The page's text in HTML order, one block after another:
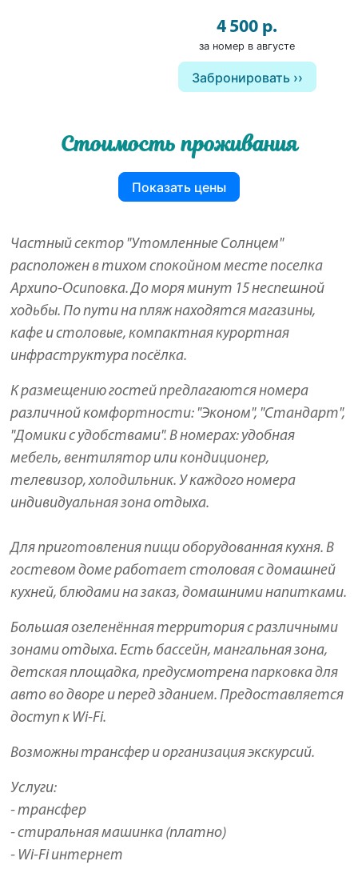
4 500 р.
за номер в августе
Забронировать
Стоимость проживания
Показать цены
Частный сектор "Утомленные Солнцем"
расположен в тихом спокойном месте поселка
Архипо-Осиповка. До моря минут 15 неспешной
ходьбы. По пути на пляж находятся магазины,
кафе и столовые, компактная курортная
инфраструктура посёлка.
К размещению гостей предлагаются номера
различной комфортности: "Эконом", "Стандарт",
"Домики с удобствами". В номерах: удобная
мебель, вентилятор или кондиционер,
телевизор, холодильник. У каждого номера
индивидуальная зона отдыха.
Для приготовления пищи оборудованная кухня. В
гостевом доме работает столовая с домашней
кухней, блюдами на заказ, домашними напитками.
Большая озеленённая территория с различными
зонами отдыха. Есть бассейн, мангальная зона,
детская площадка, предусмотрена парковка для
авто во дворе и перед зданием. Предоставляется
доступ к Wi-Fi.
Возможны трансфер и организация экскурсий.
Услуги:
- трансфер
- стиральная машинка (платно)
- Wi-Fi интернет